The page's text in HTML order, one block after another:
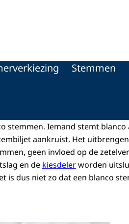
Stemmen
stemmen. Iemand stemt blanco
aankruist. Het
geen invloed op de
en de kiesdelerworden
is dus niet zo dat een blanco